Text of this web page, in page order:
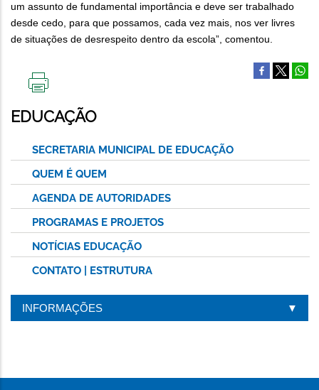
um assunto de fundamental importância e deve ser trabalhado
desde cedo, para que possamos, cada vez mais, nos ver livres
de situações de desrespeito dentro da escola”, comentou.
ESTA
PÁGINA
EDUCAÇÃO
SECRETARIA MUNICIPAL DE EDUCAÇÃO
QUEM É QUEM
AGENDA DE AUTORIDADES
PROGRAMAS E PROJETOS
NOTÍCIAS EDUCAÇÃO
CONTATO | ESTRUTURA
INFORMAÇÕES